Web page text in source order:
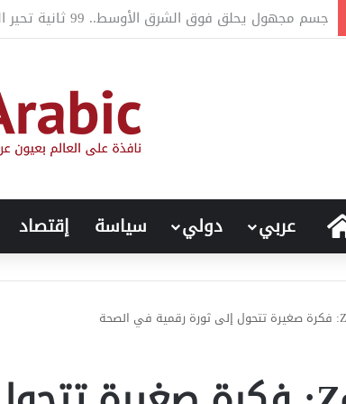
تأثير الدعم والتدخلات السعودية غير المباشرة على
الرئيسية
عربي دولي سياسة إقتصاد